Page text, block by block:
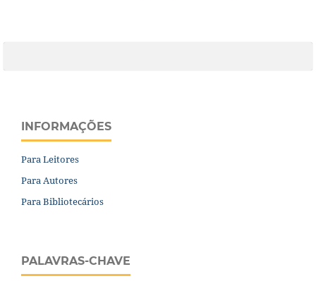
INFORMAÇÕES
Para Leitores
Para Autores
Para Bibliotecários
PALAVRAS-CHAVE